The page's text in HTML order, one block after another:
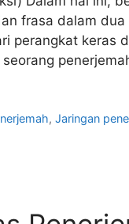
frasa dalam
perangkat keras
,Jaringan